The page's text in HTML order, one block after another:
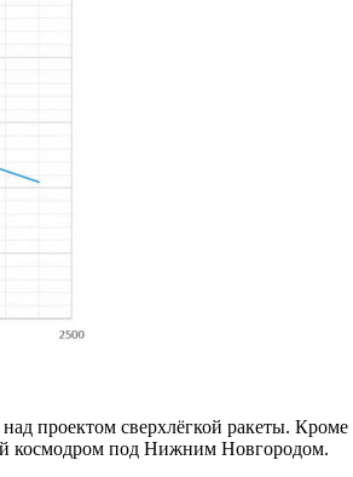
проектом сверхлёгкой ракеты.
космодром под Нижним Новгородом.